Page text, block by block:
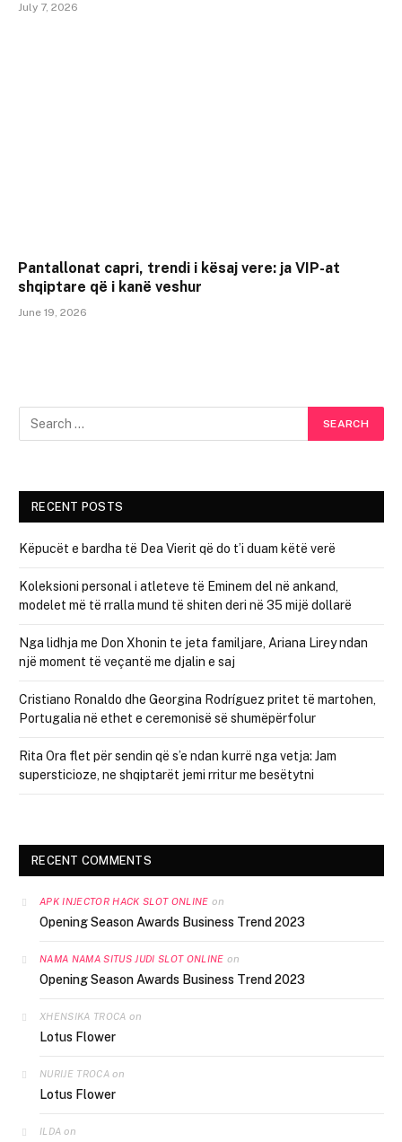
July 7, 2026
Pantallonat capri, trendi i kësaj vere: ja VIP-at
shqiptare që i kanë veshur
June 19, 2026
RECENT POSTS
Këpucët e bardha të Dea Vierit që do t’i duam këtë verë
Koleksioni personal i atleteve të Eminem del në ankand,
modelet më të rralla mund të shiten deri në 35 mijë dollarë
Nga lidhja me Don Xhonin te jeta familjare, Ariana Lirey ndan
një moment të veçantë me djalin e saj
Cristiano Ronaldo dhe Georgina Rodríguez pritet të martohen,
Portugalia në ethet e ceremonisë së shumëpërfolur
Rita Ora flet për sendin që s’e ndan kurrë nga vetja: Jam
supersticioze, ne shqiptarët jemi rritur me besëtytni
RECENT COMMENTS
APK INJECTOR HACK SLOT ONLINE on
Opening Season Awards Business Trend 2023
NAMA NAMA SITUS JUDI SLOT ONLINE on
Opening Season Awards Business Trend 2023
XHENSIKA TROCA on
Lotus Flower
NURIJE TROCAon
Lotus Flower
ILDA on